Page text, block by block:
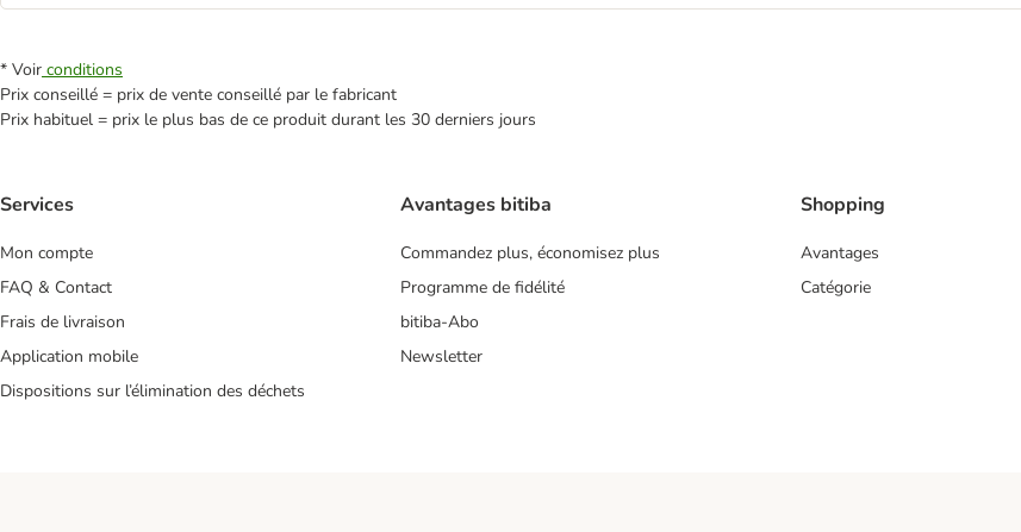
* Voir conditions
Prix conseillé = prix de vente conseillé par le fabricant
Prix habituel = prix le plus bas de ce produit durant les 30 derniers jours
Services
Mon compte
FAQ & Contact
Frais de livraison
Application mobile
Dispositions sur l’élimination des déchets
Avantages bitiba
Commandez plus, économisez plus
Programme de fidélité
bitiba-Abo
Newsletter
Shopping
Avantages
Catégorie